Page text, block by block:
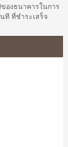
องธนาคารในการ
ที ที่ชำระเสร็จ